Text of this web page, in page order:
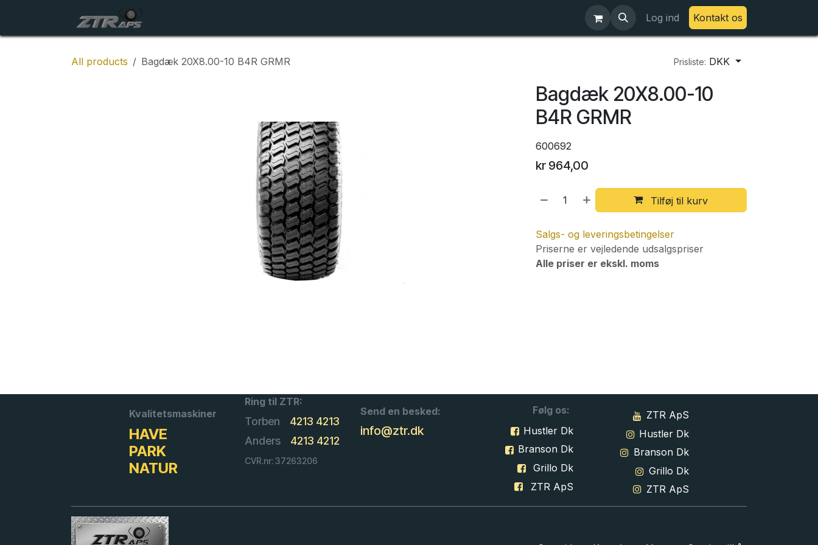
Log ind Kontakt os
All products Bagdæk 20X8.00-10 B4R GRMR Prisliste: DKK
Bagdæk 20X8.00-10
B4R GRMR
600692
kr 964,00
Tilføj til kurv
Salgs- og leveringsbetingelser
Priserne er vejledende udsalgspriser
Alle priser er ekskl. moms
Kvalitetsmaskiner
HAVE
PARK
NATUR
Ring til ZTR:
Torben
4213 4213
Anders
4213 4212
CVR.nr: 37263206
Send en besked:
info@ztr.dk
Følg os:
Hustler Dk
Branson Dk
Grillo Dk
ZTR ApS
ZTR ApS
Hustler Dk
Branson Dk
Grillo Dk
ZTR ApS